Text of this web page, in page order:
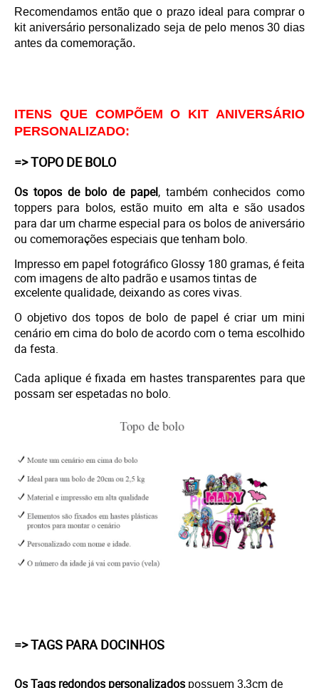
Recomendamos então que o prazo ideal para comprar o
kit aniversário personalizado seja de pelo menos 30 dias
antes da comemoração.
ITENS QUE COMPÕEM O KIT ANIVERSÁRIO
PERSONALIZADO:
=> TOPO DE BOLO
Os topos de bolo de papel, também conhecidos como
toppers para bolos, estão muito em alta e são usados
para dar um charme especial para os bolos de aniversário
ou comemorações especiais que tenham bolo.
Impresso em papel fotográfico Glossy 180 gramas, é feita
com imagens de alto padrão e usamos tintas de
excelente qualidade, deixando as cores vivas.
O objetivo dos topos de bolo de papel é criar um mini
cenário em cima do bolo de acordo com o tema escolhido
da festa.
Cada aplique é fixada em hastes transparentes para que
possam ser espetadas no bolo.
=> TAGS PARA DOCINHOS
Os Tags redondos personalizados possuem 3,3cm de